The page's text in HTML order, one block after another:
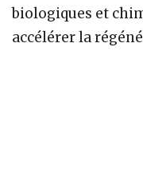
biologiques et
accélérer la